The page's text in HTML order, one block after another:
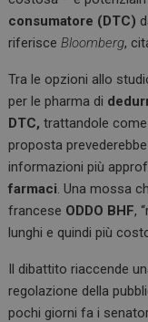
o
o
k
n
consumatore (DTC)
riferisceBloomberg,
Tra le opzioni allo
per le pharma di
DTC, trattandole come
proposta
informazioni più
farmaci. Una mossa
francese ODDO BHF,
lunghi e quindi più
Il dibattito riaccende
regolazione della
pochi giorni fa i